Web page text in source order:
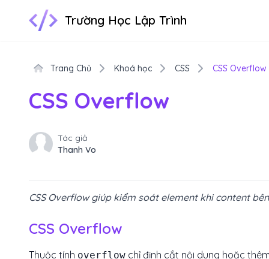
Trường Học Lập Trình
Trang Chủ Khoá học CSS CSS Overflow
CSS Overflow
Tác giả
Thanh Vo
CSS Overflow giúp kiểm soát element khi content
CSS Overflow
Thuộc tính overflow chỉ định cắt nội dung hoặc